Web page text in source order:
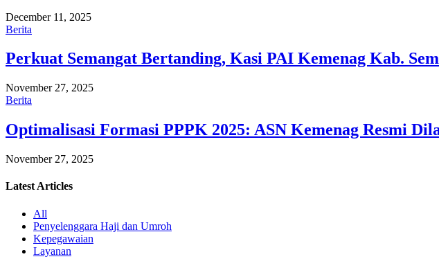
December 11, 2025
Berita
Perkuat Semangat Bertanding, Kasi PAI Kemenag Kab.
November 27, 2025
Berita
Optimalisasi Formasi PPPK 2025: ASN Kemenag Resmi
November 27, 2025
Latest Articles
All
Penyelenggara Haji dan Umroh
Kepegawaian
Layanan